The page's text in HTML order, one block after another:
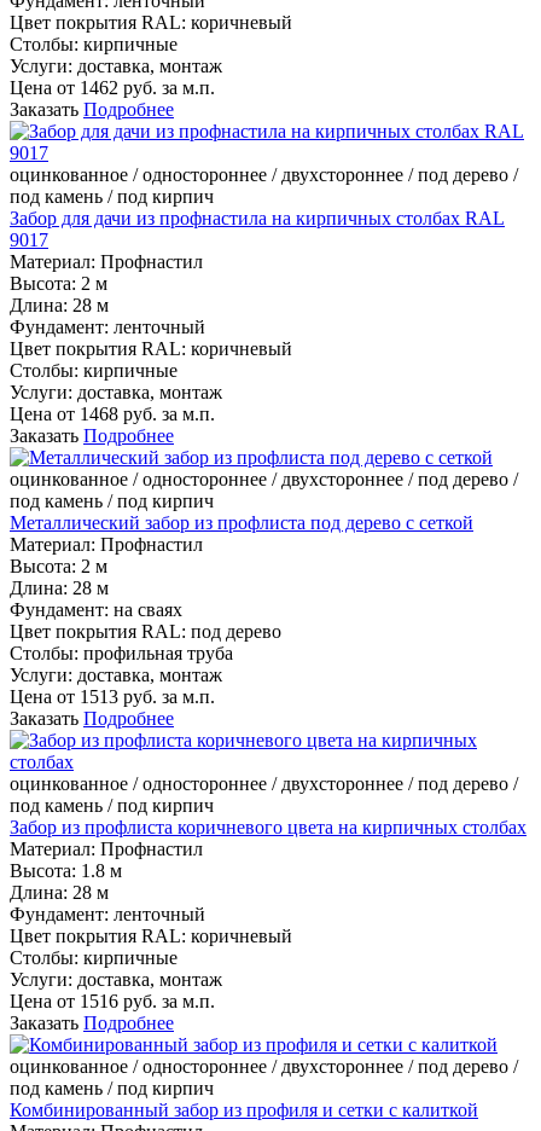
Цвет покрытия RAL: коричневый
Столбы: кирпичные
Услуги: доставка, монтаж
Цена от 1462 руб. за м.п.
Заказать Подробнее
оцинкованное / одностороннее / двухстороннее / под дерево /
под камень / под кирпич
Забор для дачи из профнастила на кирпичных столбах RAL
9017
Материал: Профнастил
Высота: 2 м
Длина: 28 м
Фундамент: ленточный
Цвет покрытия RAL: коричневый
Столбы: кирпичные
Услуги: доставка, монтаж
Цена от 1468 руб. за м.п.
Заказать Подробнее
оцинкованное / одностороннее / двухстороннее / под дерево /
под камень / под кирпич
Металлический забор из профлиста под дерево с сеткой
Материал: Профнастил
Высота: 2 м
Длина: 28 м
Фундамент: на сваях
Цвет покрытия RAL: под дерево
Столбы: профильная труба
Услуги: доставка, монтаж
Цена от 1513 руб. за м.п.
Заказать Подробнее
оцинкованное / одностороннее / двухстороннее / под дерево /
под камень / под кирпич
Забор из профлиста коричневого цвета на кирпичных столбах
Материал: Профнастил
Высота: 1.8 м
Длина: 28 м
Фундамент: ленточный
Цвет покрытия RAL: коричневый
Столбы: кирпичные
Услуги: доставка, монтаж
Цена от 1516 руб. за м.п.
Заказать Подробнее
оцинкованное / одностороннее / двухстороннее / под дерево /
под камень / под кирпич
Комбинированный забор из профиля и сетки с калиткой